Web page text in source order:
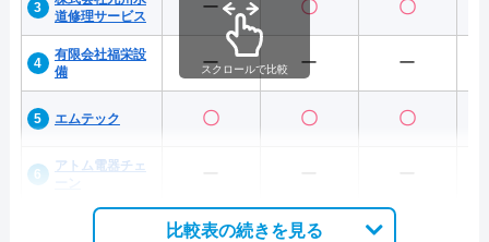
道修理サービス
ー 〇 〇
有限会社福栄設
備
ー ー ー
エムテック 〇 〇 〇
アトム電器チェ
スクロールで比較
比較表の続きを見る